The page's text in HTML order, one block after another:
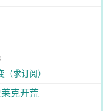
求订阅）
克开荒